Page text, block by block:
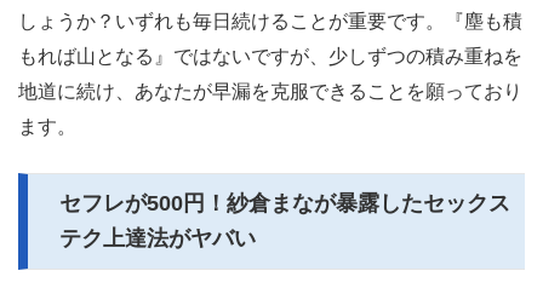
しょうか？いずれも毎日続けることが重要です。『塵も積
もれば山となる』ではないですが、少しずつの積み重ねを
地道に続け、あなたが早漏を克服できることを願っており
ます。
セフレが500円！紗倉まなが暴露したセックス
テク上達法がヤバい